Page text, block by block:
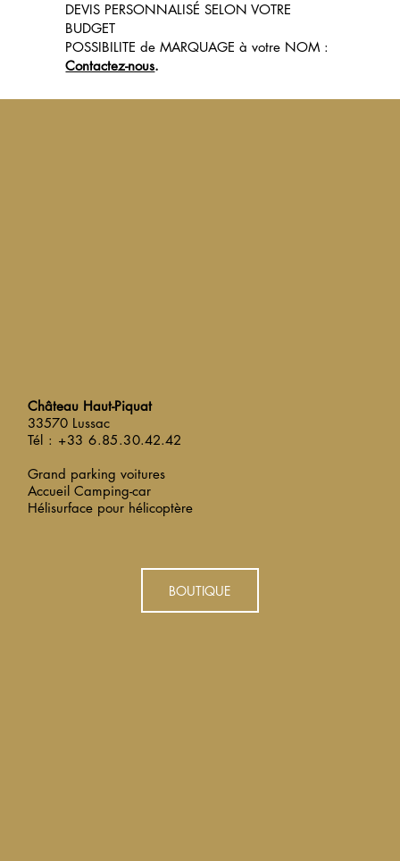
DEVIS PERSONNALISÉ SELON VOTRE
BUDGET
POSSIBILITE de MARQUAGE à votre NOM :
Contactez-nous.
Château Haut-Piquat
33570 Lussac
Tél : +33 6.85.30.42.42
Grand parking voitures
Accueil Camping-car
Hélisurface pour hélicoptère
BOUTIQUE